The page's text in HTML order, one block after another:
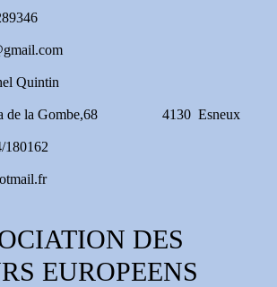
Quintin
Gombe,68 4130 Esneux
DES
EUROPEENS